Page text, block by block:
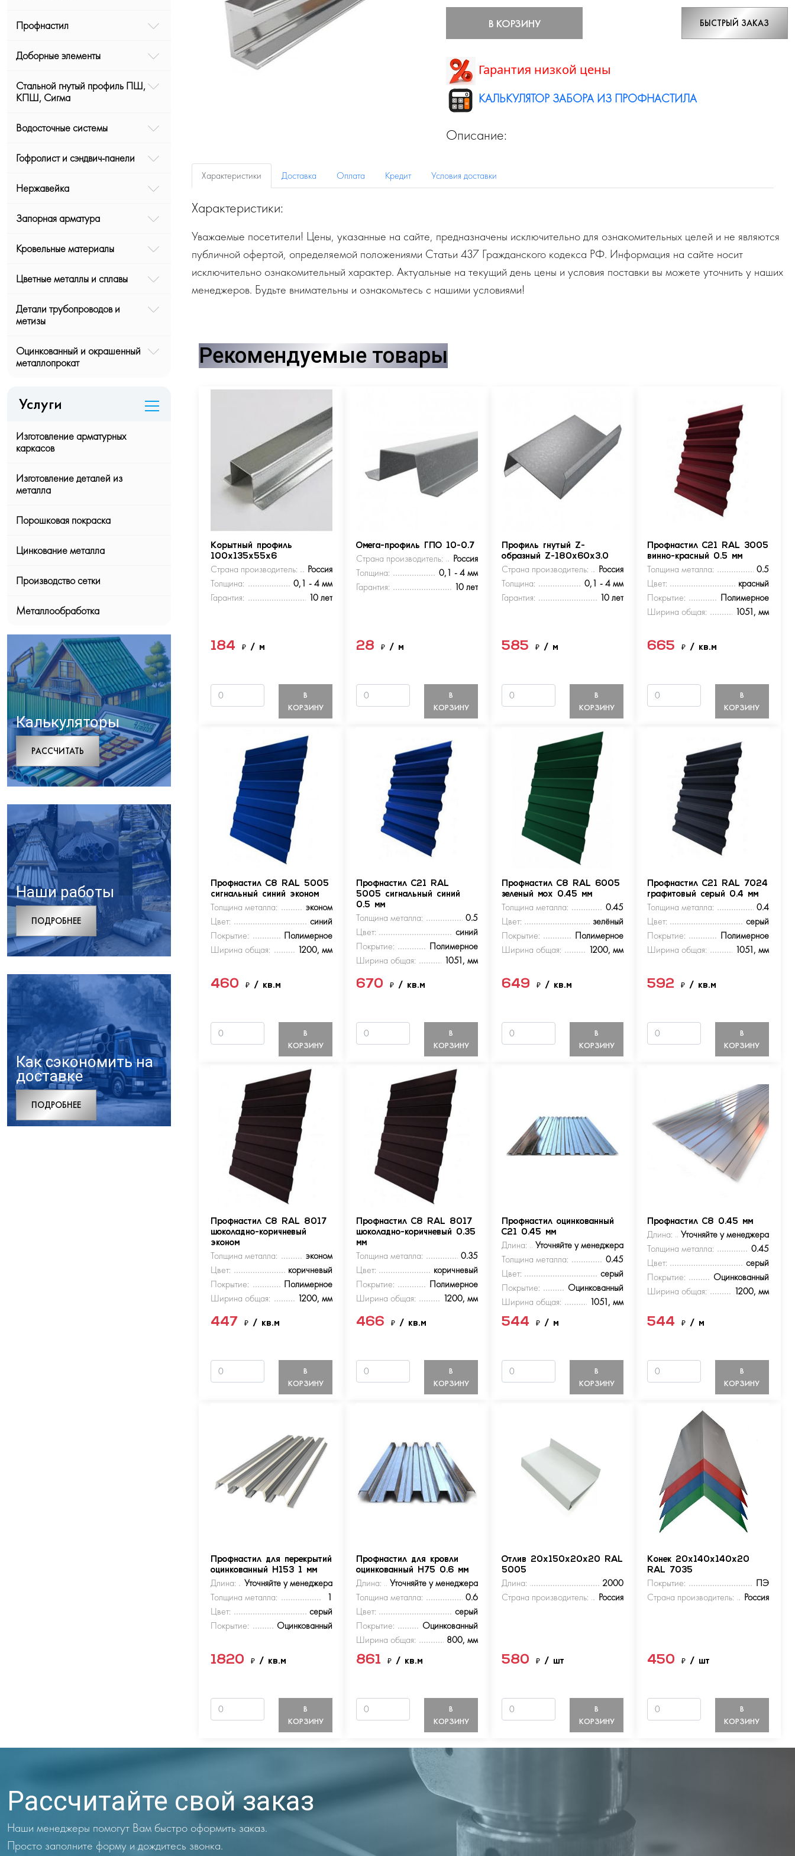
Профнастил
Доборные элементы
Стальной гнутый профиль ПШ,
КПШ, Сигма
Водосточные системы
Гофролист и сэндвич-панели
Нержавейка
Запорная арматура
Кровельные материалы
Цветные металлы и сплавы
Детали трубопроводов и
метизы
Оцинкованный и окрашенный
металлопрокат
Услуги
Изготовление арматурных
каркасов
Изготовление деталей из
металла
Порошковая покраска
Цинкование металла
Производство сетки
Металлообработка
Калькуляторы
РАCСЧИТАТЬ
Наши работы
ПОДРОБНЕЕ
Как сэкономить на
доставке
ПОДРОБНЕЕ
В КОРЗИНУ БЫСТРЫЙ ЗАКАЗ
Гарантия низкой цены
КАЛЬКУЛЯТОР ЗАБОРА ИЗ ПРОФНАСТИЛА
Описание:
Характеристики Доставка Оплата Кредит Условия доставки
Характеристики:
Уважаемые посетители! Цены, указанные на сайте, предназначены исключительно для ознакомительных целей и не являются
публичной офертой, определяемой положениями Статьи 437 Гражданского кодекса РФ. Информация на сайте носит
исключительно ознакомительный характер. Актуальные на текущий день цены и условия поставки вы можете уточнить у наших
менеджеров. Будьте внимательны и ознакомьтесь с нашими условиями!
Рекомендуемые товары
Корытный профиль
100х135х55х6
Страна производитель:
Россия
Толщина:
0,1 - 4 мм
Гарантия:
10 лет
184₽/ м
В
КОРЗИНУ
Омега-профиль ГПО 10-0.7
Страна производитель:
Россия
Толщина:
0,1 - 4 мм
Гарантия:
10 лет
28₽/ м
В
КОРЗИНУ
Профиль гнутый Z-
образный Z-180х60х3.0
Страна производитель:
Россия
Толщина:
0,1 - 4 мм
Гарантия:
10 лет
585₽/ м
В
КОРЗИНУ
Профнастил С21 RAL 3005
винно-красный 0.5 мм
Толщина металла:
0.5
Цвет:
красный
Покрытие:
Полимерное
Ширина общая:
1051, мм
665 ₽ / кв.м
В
КОРЗИНУ
Профнастил С8 RAL 5005
сигнальный синий эконом
Толщина металла:
эконом
Цвет:
синий
Покрытие:
Полимерное
Ширина общая:
1200, мм
460₽/ кв.м
В
КОРЗИНУ
Профнастил С21 RAL
5005 сигнальный синий
0.5 мм
Толщина металла:
0.5
Цвет:
синий
Покрытие:
Полимерное
Ширина общая:
1051, мм
670₽/ кв.м
В
КОРЗИНУ
Профнастил С8 RAL 6005
зеленый мох 0.45 мм
Толщина металла:
0.45
Цвет:
зелёный
Покрытие:
Полимерное
Ширина общая:
1200, мм
649₽/ кв.м
В
КОРЗИНУ
Профнастил С21 RAL 7024
графитовый серый 0.4 мм
Толщина металла:
0.4
Цвет:
серый
Покрытие:
Полимерное
Ширина общая:
1051, мм
592 ₽ / кв.м
В
КОРЗИНУ
Профнастил С8 RAL 8017
шоколадно-коричневый
эконом
Толщина металла:
эконом
Цвет:
коричневый
Покрытие:
Полимерное
Ширина общая:
1200, мм
447₽/ кв.м
В
КОРЗИНУ
Профнастил С8 RAL 8017
шоколадно-коричневый 0.35
мм
Толщина металла:
0.35
Цвет:
коричневый
Покрытие:
Полимерное
Ширина общая:
1200, мм
466₽/ кв.м
В
КОРЗИНУ
Профнастил оцинкованный
С21 0.45 мм
Длина:
Уточняйте у менеджера
Толщина металла:
0.45
Цвет:
серый
Покрытие:
Оцинкованный
Ширина общая:
1051, мм
544₽/ м
В
КОРЗИНУ
Профнастил С8 0.45 мм
Длина:
Уточняйте у менеджера
Толщина металла:
0.45
Цвет:
серый
Покрытие:
Оцинкованный
Ширина общая:
1200, мм
544 ₽ / м
В
КОРЗИНУ
Профнастил для перекрытий
оцинкованный Н153 1 мм
Длина:
Уточняйте у менеджера
Толщина металла:
1
Цвет:
серый
Покрытие:
Оцинкованный
1820₽/ кв.м
В
КОРЗИНУ
Профнастил для кровли
оцинкованный Н75 0.6 мм
Длина:
Уточняйте у менеджера
Толщина металла:
0.6
Цвет:
серый
Покрытие:
Оцинкованный
Ширина общая:
800, мм
861₽/ кв.м
В
КОРЗИНУ
Отлив 20х150х20х20 RAL
5005
Длина:
2000
Страна производитель:
Россия
580₽/ шт
В
КОРЗИНУ
Конек 20х140х140х20
RAL 7035
Покрытие:
ПЭ
Страна производитель:
Россия
450 ₽ / шт
В
КОРЗИНУ
Рассчитайте свой заказ
Наши менеджеры помогут Вам быстро оформить заказ.
Просто заполните форму и дождитесь звонка.